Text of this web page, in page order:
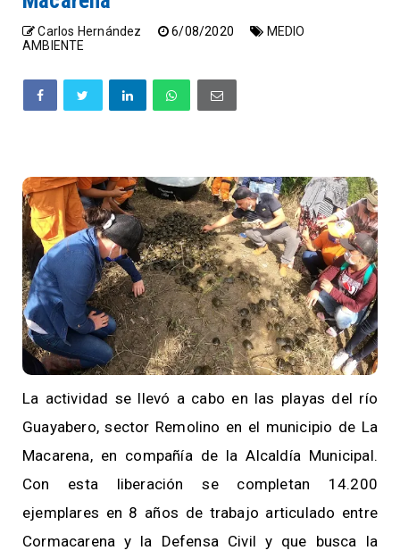
Carlos Hernández 6/08/2020
MEDIO
AMBIENTE
La actividad se llevó a cabo en las playas del río
Guayabero, sector Remolino en el municipio de La
Macarena, en compañía de la Alcaldía Municipal.
Con esta liberación se completan 14.200
ejemplares en 8 años de trabajo articulado entre
Cormacarena y la Defensa Civil y que busca la